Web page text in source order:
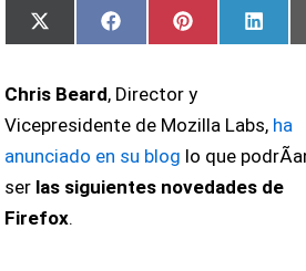
Compartir
en
X
(Twitter)
Compartir
en
FacebookCompartir
en
Pinterest
en
Chris Beard, Director y
Vicepresidente de Mozilla Labs, ha
anunciado en su blog lo que
ser las siguientes novedades de
Firefox.